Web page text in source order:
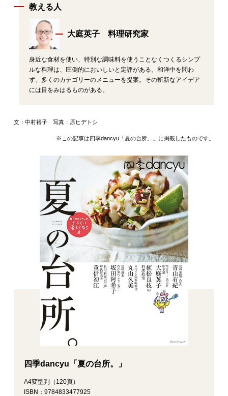
教える人
大庭英子 料理研究家
身近な食材を使い、特別な調味料を使うことなくつくるシンプ
ルな料理は、圧倒的においしいと定評がある。和洋中を問わ
ず、多くのカテゴリーのメニューを提案。その斬新なアイデア
には目をみはるものがある。
文：中村裕子 写真：原ヒデトシ
※この記事は四季dancyu「夏の台所。」に掲載したものです。
四季dancyu「夏の台所。」
A4変型判（120頁）
ISBN：9784833477925